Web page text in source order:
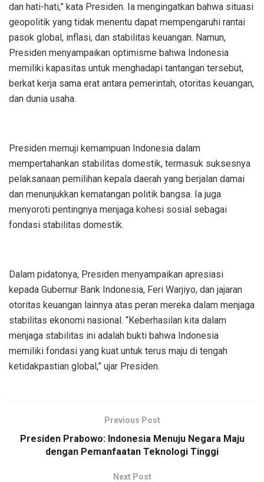
dan hati-hati,” kata Presiden. Ia mengingatkan bahwa situasi
geopolitik yang tidak menentu dapat mempengaruhi rantai
pasok global, inflasi, dan stabilitas keuangan. Namun,
Presiden menyampaikan optimisme bahwa Indonesia
memiliki kapasitas untuk menghadapi tantangan tersebut,
berkat kerja sama erat antara pemerintah, otoritas keuangan,
dan dunia usaha.
Presiden memuji kemampuan Indonesia dalam
mempertahankan stabilitas domestik, termasuk suksesnya
pelaksanaan pemilihan kepala daerah yang berjalan damai
dan menunjukkan kematangan politik bangsa. Ia juga
menyoroti pentingnya menjaga kohesi sosial sebagai
fondasi stabilitas domestik.
Dalam pidatonya, Presiden menyampaikan apresiasi
kepada Gubernur Bank Indonesia, Feri Warjiyo, dan jajaran
otoritas keuangan lainnya atas peran mereka dalam menjaga
stabilitas ekonomi nasional. “Keberhasilan kita dalam
menjaga stabilitas ini adalah bukti bahwa Indonesia
memiliki fondasi yang kuat untuk terus maju di tengah
ketidakpastian global,” ujar Presiden.
Previous Post
Presiden Prabowo: Indonesia Menuju Negara Maju
dengan Pemanfaatan Teknologi Tinggi
Next Post